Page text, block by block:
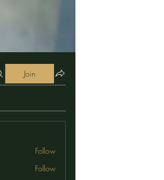
Join
Follow
Follow